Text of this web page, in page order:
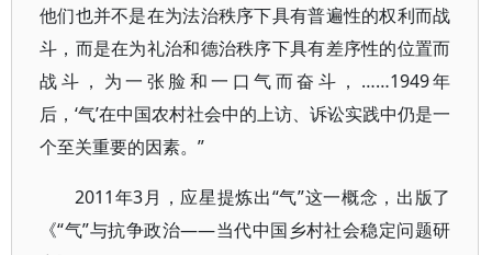
他们也并不是在为法治秩序下具有普遍性的权利而战
斗，而是在为礼治和德治秩序下具有差序性的位置而
战斗，为一张脸和一口气而奋斗，……1949年
后，‘气’在中国农村社会中的上访、诉讼实践中仍是一
个至关重要的因素。”
2011年3月，应星提炼出“气”这一概念，出版了
《“气”与抗争政治——当代中国乡村社会稳定问题研